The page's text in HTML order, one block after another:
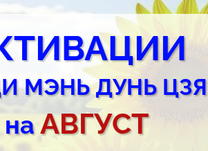
МЭНЬ ДУНЬ ЦЗЯ
наАВГУСТ